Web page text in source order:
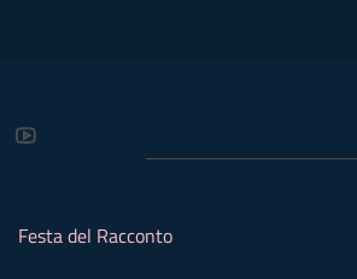
Festa del Racconto